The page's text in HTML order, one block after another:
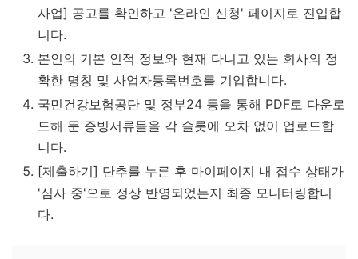
사업] 공고를 확인하고 '온라인 신청' 페이지로 진입합
니다.
본인의 기본 인적 정보와 현재 다니고 있는 회사의 정
확한 명칭 및 사업자등록번호를 기입합니다.
국민건강보험공단 및 정부24 등을 통해 PDF로 다운로
드해 둔 증빙서류들을 각 슬롯에 오차 없이 업로드합
니다.
[제출하기] 단추를 누른 후 마이페이지 내 접수 상태가
'심사 중'으로 정상 반영되었는지 최종 모니터링합니
다.